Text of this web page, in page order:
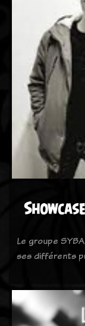
Le groupe
ses différents